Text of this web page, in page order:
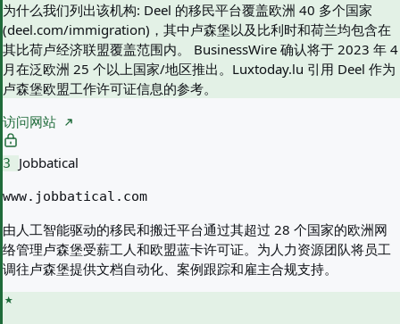
为什么我们列出该机构: Deel 的移民平台覆盖欧洲 40 多个国家
(deel.com/immigration)，其中卢森堡以及比利时和荷兰均包含在
其比荷卢经济联盟覆盖范围内。 BusinessWire 确认将于 2023 年 4
月在泛欧洲 25 个以上国家/地区推出。Luxtoday.lu 引用 Deel 作为
卢森堡欧盟工作许可证信息的参考。
访问网站
3 Jobbatical
www.jobbatical.com
由人工智能驱动的移民和搬迁平台通过其超过 28 个国家的欧洲网
络管理卢森堡受薪工人和欧盟蓝卡许可证。为人力资源团队将员工
调往卢森堡提供文档自动化、案例跟踪和雇主合规支持。